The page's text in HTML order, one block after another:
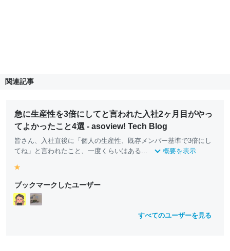
関連記事
急に生産性を3倍にしてと言われた入社2ヶ月目がやっ
てよかったこと4選 - asoview! Tech Blog
皆さん、入社直後に「個人の生産性、既存メンバー基準で3倍にし
てね」と言われたこと、一度くらいはある...
概要を表示
ll
o
w
ブックマークしたユーザー
すべてのユーザーを見る